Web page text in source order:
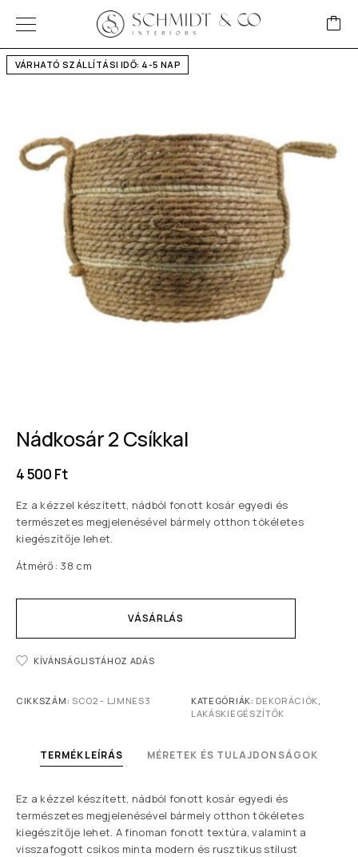
VÁRHATÓ SZÁLLÍTÁSI IDŐ: 4-5 NAP
Nádkosár 2 Csíkkal
4 500 Ft
Ez a kézzel készített, nádból fonott kosár egyedi és
természetes megjelenésével bármely otthon tökéletes
kiegészítője lehet.
Átmérő: 38 cm
VÁSÁRLÁS
KÍVÁNSÁGLISTÁHOZ ADÁS
CIKKSZÁM: SCO2 - LJMNES3 KATEGÓRIÁK: DEKORÁCIÓK,
LAKÁSKIEGÉSZÍTŐK
TERMÉKLEÍRÁS MÉRETEK ÉS TULAJDONSÁGOK
Ez a kézzel készített, nádból fonott kosár egyedi és
természetes megjelenésével bármely otthon tökéletes
kiegészítője lehet. A finoman fonott textúra, valamint a
visszafogott csíkos minta modern és rusztikus stílust